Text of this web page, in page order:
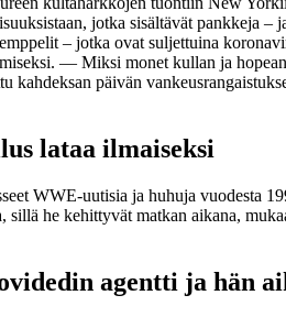
jotka sisältävät pankkeja
– jotka ovat suljettuina
— Miksi monet kullan ja
päivän
lataa ilmaiseksi
WWE-uutisia ja huhuja vuodesta
he kehittyvät matkan aikana,
agentti ja hän